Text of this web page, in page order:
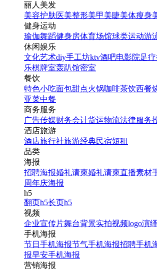
丽人美发
美容护肤医美整形美甲美睫美体瘦身
健身运动
瑜伽舞蹈健身房体育场馆球类运动游
休闲娱乐
文化艺术diy手工坊ktv酒吧电影院足
乐棋牌室轰趴馆密室
餐饮
特色小吃面包甜点火锅咖啡茶饮西餐
亚菜中餐
商务服务
广告传媒财务会计货运物流法律服务
酒店旅游
酒店旅行社旅游经典民宿短租
品类
海报
招聘海报婚礼请柬婚礼请柬直播素材
周年庆海报
h5
翻页h5长页h5
视频
企业宣传片舞台背景实拍视频logo演绎
手机海报
节日手机海报节气手机海报招聘手机
报早安手机海报
营销海报